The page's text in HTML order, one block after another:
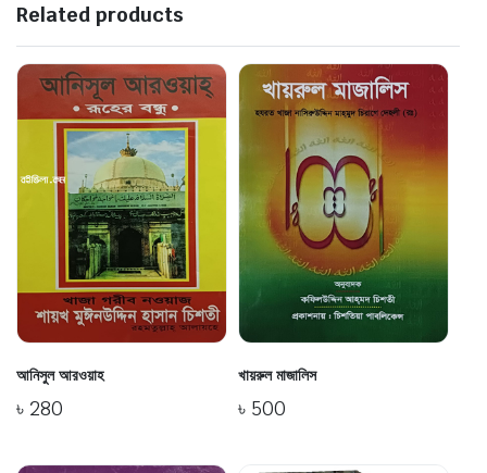
Related products
আনিসুল আরওয়াহ
৳ 280
খায়রুল মাজালিস
৳ 500